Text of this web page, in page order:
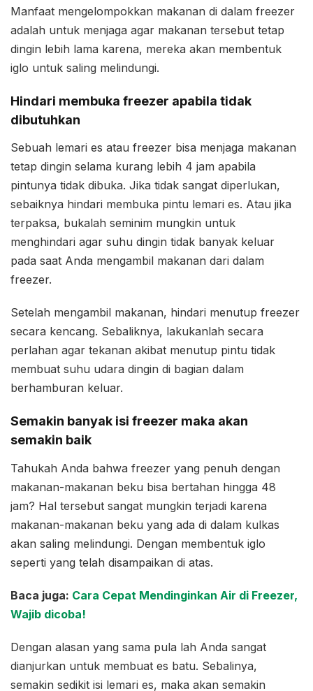
Manfaat mengelompokkan makanan di dalam freezer
adalah untuk menjaga agar makanan tersebut tetap
dingin lebih lama karena, mereka akan membentuk
iglo untuk saling melindungi.
Hindari membuka freezer apabila tidak
dibutuhkan
Sebuah lemari es atau freezer bisa menjaga makanan
tetap dingin selama kurang lebih 4 jam apabila
pintunya tidak dibuka. Jika tidak sangat diperlukan,
sebaiknya hindari membuka pintu lemari es. Atau jika
terpaksa, bukalah seminim mungkin untuk
menghindari agar suhu dingin tidak banyak keluar
pada saat Anda mengambil makanan dari dalam
freezer.
Setelah mengambil makanan, hindari menutup freezer
secara kencang. Sebaliknya, lakukanlah secara
perlahan agar tekanan akibat menutup pintu tidak
membuat suhu udara dingin di bagian dalam
berhamburan keluar.
Semakin banyak isi freezer maka akan
semakin baik
Tahukah Anda bahwa freezer yang penuh dengan
makanan-makanan beku bisa bertahan hingga 48
jam? Hal tersebut sangat mungkin terjadi karena
makanan-makanan beku yang ada di dalam kulkas
akan saling melindungi. Dengan membentuk iglo
seperti yang telah disampaikan di atas.
Baca juga: Cara Cepat Mendinginkan Air di Freezer,
Wajib dicoba!
Dengan alasan yang sama pula lah Anda sangat
dianjurkan untuk membuat es batu. Sebalinya,
semakin sedikit isi lemari es, maka akan semakin